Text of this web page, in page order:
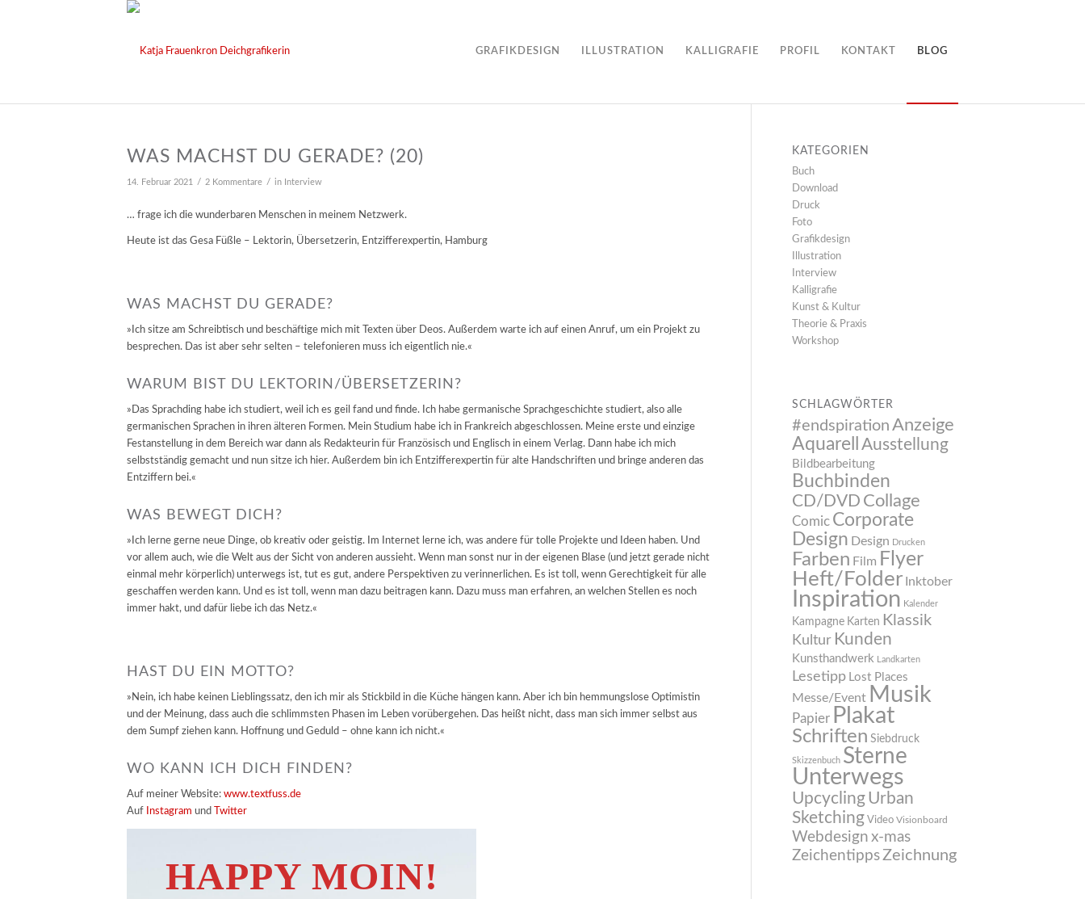
GRAFIKDESIGN ILLUSTRATION KALLIGRAFIE PROFIL KONTAKT BLOG
WAS MACHST DU GERADE? (20)
14. Februar 2021 / 2 Kommentare / in Interview
… frage ich die wunderbaren Menschen in meinem Netzwerk.
Heute ist das Gesa Füßle – Lektorin, Übersetzerin, Entzifferexpertin, Hamburg
WAS MACHST DU GERADE?
»Ich sitze am Schreibtisch und beschäftige mich mit Texten über Deos. Außerdem warte ich auf einen Anruf, um ein Projekt zu
besprechen. Das ist aber sehr selten – telefonieren muss ich eigentlich nie.«
WARUM BIST DU LEKTORIN/ÜBERSETZERIN?
»Das Sprachding habe ich studiert, weil ich es geil fand und finde. Ich habe germanische Sprachgeschichte studiert, also alle
germanischen Sprachen in ihren älteren Formen. Mein Studium habe ich in Frankreich abgeschlossen. Meine erste und einzige
Festanstellung in dem Bereich war dann als Redakteurin für Französisch und Englisch in einem Verlag. Dann habe ich mich
selbstständig gemacht und nun sitze ich hier. Außerdem bin ich Entzifferexpertin für alte Handschriften und bringe anderen das
Entziffern bei.«
WAS BEWEGT DICH?
»Ich lerne gerne neue Dinge, ob kreativ oder geistig. Im Internet lerne ich, was andere für tolle Projekte und Ideen haben. Und
vor allem auch, wie die Welt aus der Sicht von anderen aussieht. Wenn man sonst nur in der eigenen Blase (und jetzt gerade nicht
einmal mehr körperlich) unterwegs ist, tut es gut, andere Perspektiven zu verinnerlichen. Es ist toll, wenn Gerechtigkeit für alle
geschaffen werden kann. Und es ist toll, wenn man dazu beitragen kann. Dazu muss man erfahren, an welchen Stellen es noch
immer hakt, und dafür liebe ich das Netz.«
HAST DU EIN MOTTO?
»Nein, ich habe keinen Lieblingssatz, den ich mir als Stickbild in die Küche hängen kann. Aber ich bin hemmungslose Optimistin
und der Meinung, dass auch die schlimmsten Phasen im Leben vorübergehen. Das heißt nicht, dass man sich immer selbst aus
dem Sumpf ziehen kann. Hoffnung und Geduld – ohne kann ich nicht.«
WO KANN ICH DICH FINDEN?
Auf meiner Website: www.textfuss.de
Auf
Instagram und Twitter
HAPPY MOIN!
KATEGORIEN
Buch
Download
Druck
Foto
Grafikdesign
Illustration
Interview
Kalligrafie
Kunst & Kultur
Theorie & Praxis
Workshop
SCHLAGWÖRTER
#endspiration Anzeige
Aquarell
Ausstellung
Bildbearbeitung
Buchbinden
CD/DVD Collage
Comic Corporate
Design Design Drucken
Farben Film Flyer
Heft/Folder Inktober
Inspiration Kalender
Kampagne Karten Klassik
Kultur Kunden
Kunsthandwerk Landkarten
Lesetipp Lost Places
Messe/Event Musik
Papier Plakat
Schriften Siebdruck
Skizzenbuch Sterne
Unterwegs
Upcycling Urban
Sketching Video Visionboard
Webdesign x-mas
ZeichentippsZeichnung